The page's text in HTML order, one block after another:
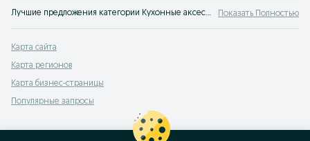
Лучшие предложения категории Кухонные аксессуары Чиракчи. Большой выбор товаров и услуг по выгодным ценам на OLX! Множество предложений на OLX.uz! Показать Полностью
Карта сайта
Карта регионов
Карта бизнес-страницы
Популярные запросы